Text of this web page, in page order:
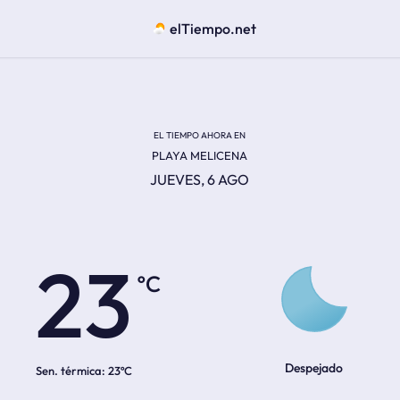
elTiempo.net
EL TIEMPO AHORA EN
PLAYA MELICENA
JUEVES, 6 AGO
23
Sen. térmica: 23ºC Despejado